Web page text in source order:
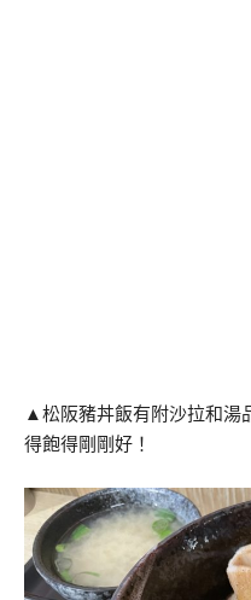
▲松阪豬丼飯有附沙拉和湯
得飽得剛剛好！